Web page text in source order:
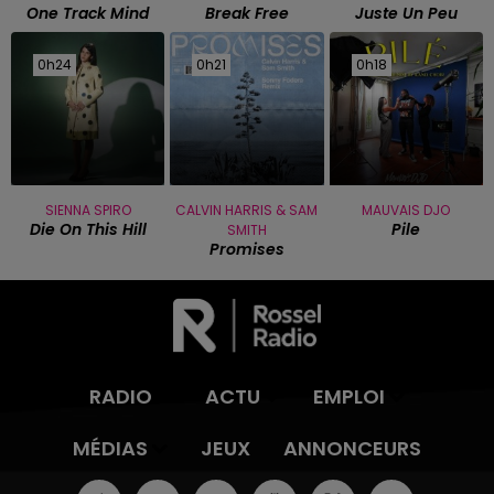
One Track Mind Break Free Juste Un Peu
0h24
0h24
SIENNA SPIRO
Die On This Hill
0h21
0h21
CALVIN HARRIS & SAM
SMITH
Promises
0h18
0h18
MAUVAIS DJO
Pile
RADIO ACTU
EMPLOI
MÉDIAS
JEUX ANNONCEURS